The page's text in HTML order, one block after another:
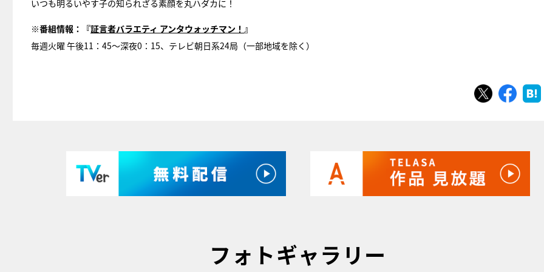
いつも明るいやす子の知られざる素顔を丸ハダカに！
※番組情報：『証言者バラエティ アンタウォッチマン！ 』
毎週火曜 午後11：45～深夜0：15、テレビ朝日系24局（一部地域を除く）
ツイートシェア
フォトギャラリー